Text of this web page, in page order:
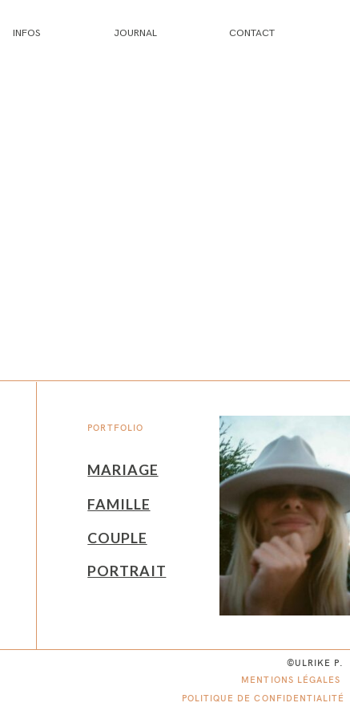
INFOS JOURNAL CONTACT
PORTFOLIO
MARIAGE
FAMILLE
COUPLE
PORTRAIT
©ULRIKE P.
MENTIONS LÉGALES
POLITIQUE DE CONFIDENTIALITÉ